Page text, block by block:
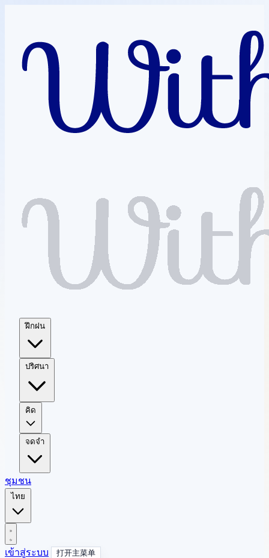
ฝึกฝน
ปริศนา
คิด
จดจำ
ชุมชน
ไทย
เข้าสู่ระบบ 打开主菜单